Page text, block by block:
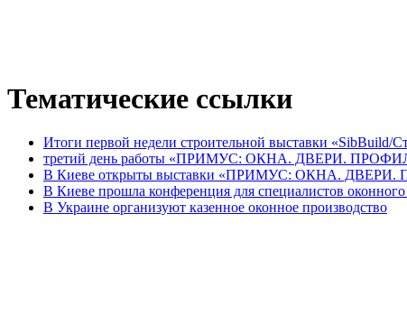
Тематические ссылки
Итоги первой недели строительной выставки «SibBuild/
третий день работы «ПРИМУС: ОКНА. ДВЕРИ.
В Киеве открыты выставки «ПРИМУС: ОКНА.
В Киеве прошла конференция для специалистов
В Украине организуют казенное оконное производство